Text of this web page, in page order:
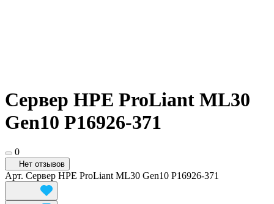
Сервер HPE ProLiant ML30
Gen10 P16926-371
0
Нет отзывов
Арт. Сервер HPE ProLiant ML30 Gen10 P16926-371